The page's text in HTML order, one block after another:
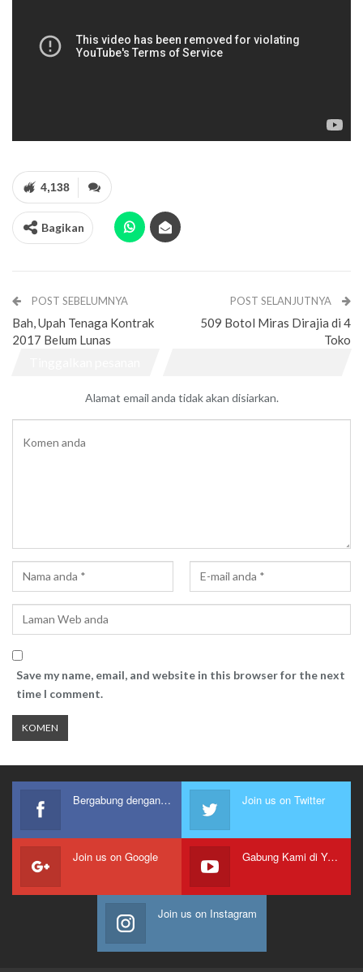
4,138
Bagikan
POST SEBELUMNYA
Bah, Upah Tenaga Kontrak
2017 Belum Lunas
POST SELANJUTNYA
509 Botol Miras Dirajia di 4
Toko
Alamat email anda tidak akan disiarkan.
Save my name, email, and website in this browser for the next
time I comment.
Bergabung dengan kami Join us on Twitter
Join us on Google Gabung Kami di Youtube
Join us on Instagram